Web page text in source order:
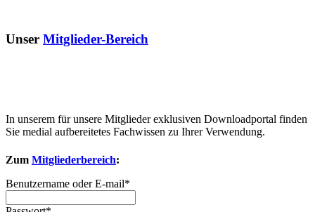
Unser Mitglieder-Bereich
In unserem für unsere Mitglieder exklusiven Downloadportal finden
Sie medial aufbereitetes Fachwissen zu Ihrer Verwendung.
Zum Mitgliederbereich:
Benutzername oder E-mail*